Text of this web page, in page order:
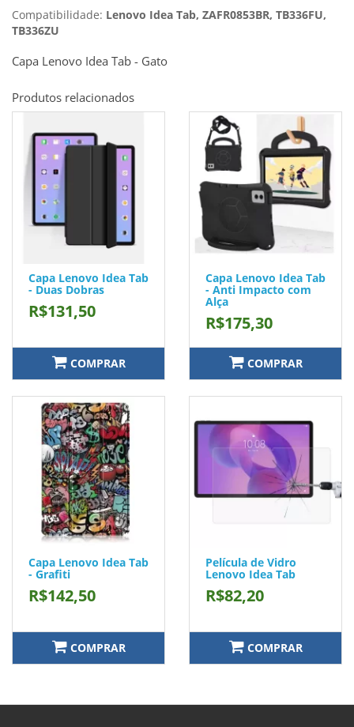
Compatibilidade: Lenovo Idea Tab, ZAFR0853BR, TB336FU,
TB336ZU
Capa Lenovo Idea Tab - Gato
Produtos relacionados
Capa Lenovo Idea Tab
- Duas Dobras
R$131,50
COMPRAR
Capa Lenovo Idea Tab
- Anti Impacto com
Alça
R$175,30
COMPRAR
Capa Lenovo Idea Tab
- Grafiti
R$142,50
COMPRAR
Película de Vidro
Lenovo Idea Tab
R$82,20
COMPRAR